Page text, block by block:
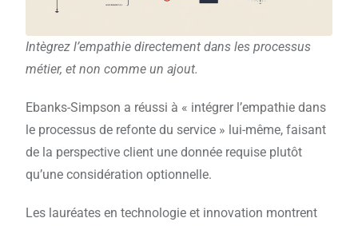
Intègrez l’empathie directement dans les processus
métier, et non comme un ajout.
Ebanks-Simpson a réussi à « intégrer l’empathie dans
le processus de refonte du service » lui-même, faisant
de la perspective client une donnée requise plutôt
qu’une considération optionnelle.
Les lauréates en technologie et innovation montrent